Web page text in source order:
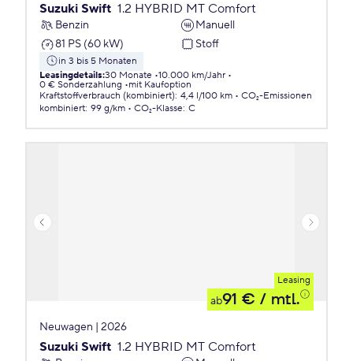
Suzuki Swift 1.2 HYBRID MT Comfort
Benzin
Manuell
81 PS (60 kW)
Stoff
in 3 bis 5 Monaten
Leasingdetails:30 Monate 10.000 km/Jahr
0 € Sonderzahlung
mit Kaufoption
Kraftstoffverbrauch (kombiniert): 4,4 l/100 km
CO₂-Emissionen
kombiniert: 99 g/km CO₂-Klasse: C
Leasing
ab91 € / mtl.
Neuwagen | 2026
Suzuki Swift 1.2 HYBRID MT Comfort